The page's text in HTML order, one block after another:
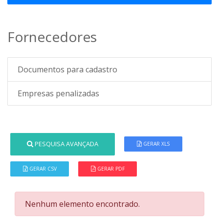
Fornecedores
Documentos para cadastro
Empresas penalizadas
PESQUISA AVANÇADA GERAR XLS
GERAR CSV GERAR PDF
Nenhum elemento encontrado.